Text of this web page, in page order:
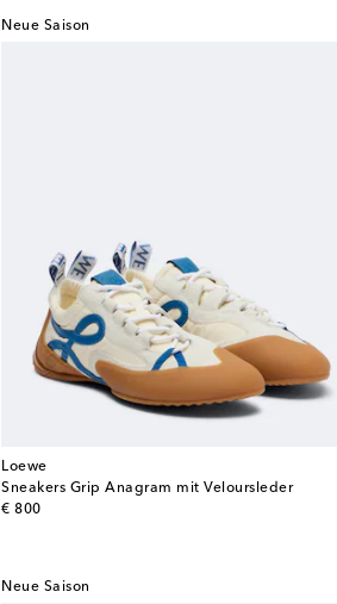
Neue Saison
Loewe
Sneakers Grip Anagram mit Veloursleder
€ 800
original price
Neue Saison